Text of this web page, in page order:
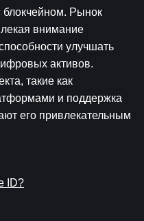
Рынок
внимание
улучшать
активов.
такие как
и поддержка
его привлекательным
ID?